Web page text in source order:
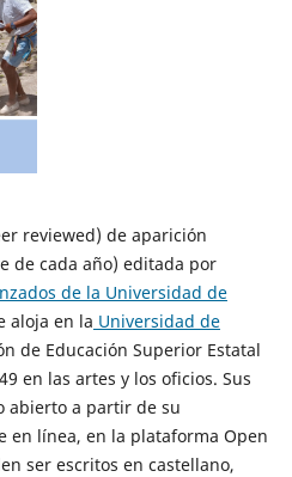
reviewed) de aparición
de cada año) editada por
de la Universidad de
aloja en la Universidad de
de Educación Superior Estatal
en las artes y los oficios. Sus
abierto a partir de su
en línea, en la plataforma Open
ser escritos en castellano,